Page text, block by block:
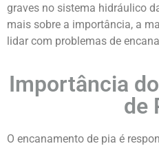
graves no sistema hidráulico
mais sobre a importância, a
lidar com problemas de
Importância
de
O encanamento de pia é